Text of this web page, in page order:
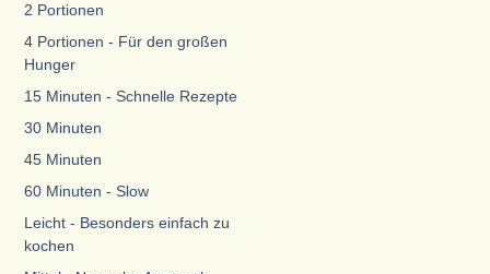
2 Portionen
4 Portionen - Für den großen
Hunger
15 Minuten - Schnelle Rezepte
30 Minuten
45 Minuten
60 Minuten - Slow
Leicht - Besonders einfach zu
kochen